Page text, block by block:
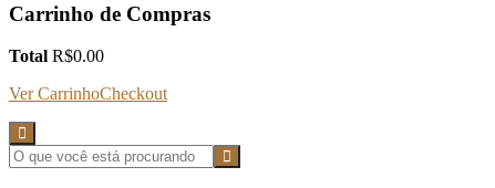
Carrinho de Compras
Total R$0.00
Ver CarrinhoCheckout